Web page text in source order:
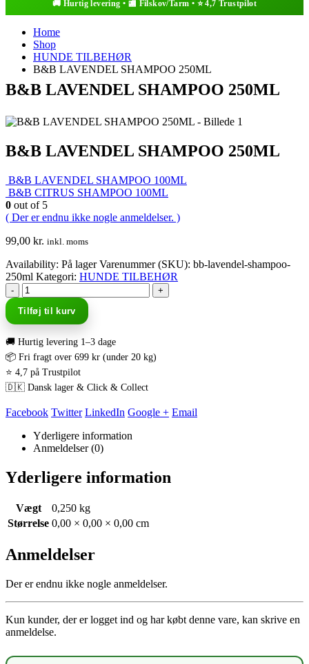
Home
Shop
HUNDE TILBEHØR
B&B LAVENDEL SHAMPOO 250ML
B&B LAVENDEL SHAMPOO 250ML
B&B LAVENDEL SHAMPOO 250ML
B&B LAVENDEL SHAMPOO 100ML
B&B CITRUS SHAMPOO 100ML
0 out of 5
( Der er endnu ikke nogle anmeldelser. )
99,00 kr. inkl. moms
Availability: På lager Varenummer (SKU): bb-lavendel-shampoo-
250ml Kategori: HUNDE TILBEHØR
-
+
Tilføj til kurv
🚚 Hurtig levering 1–3 dage
📦 Fri fragt over 699 kr (under 20 kg)
⭐ 4,7 på Trustpilot
🇩🇰 Dansk lager & Click & Collect
Facebook Twitter LinkedIn Google + Email
Yderligere information
Anmeldelser (0)
Yderligere information
Vægt
0,250 kg
Størrelse 0,00 × 0,00 × 0,00 cm
Anmeldelser
Der er endnu ikke nogle anmeldelser.
Kun kunder, der er logget ind og har købt denne vare, kan skrive en
anmeldelse.